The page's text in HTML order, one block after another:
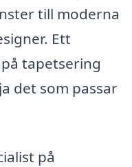
till moderna
Ett
tapetsering
det som passar
på